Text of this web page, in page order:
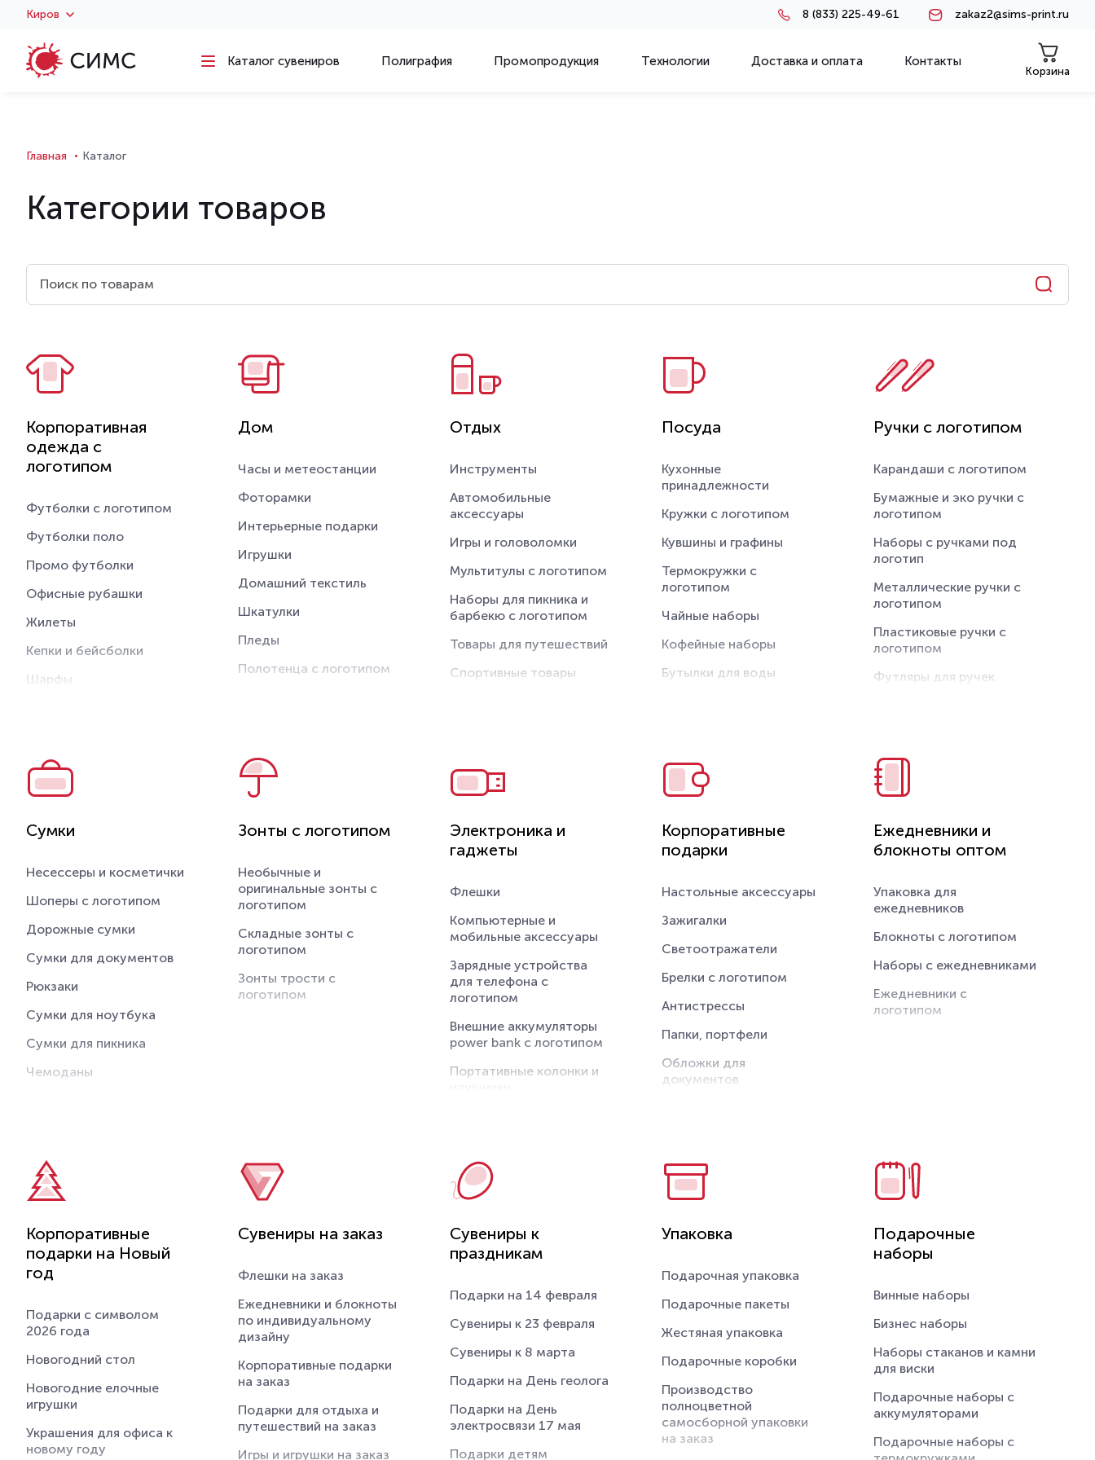
Киров 8 (833) 225-49-61 zakaz2@sims-print.ru
Каталог сувениров Полиграфия Промопродукция Технологии Доставка и оплата Контакты
Корзина
Главная Каталог
Категории товаров
Корпоративная
одежда с
логотипом
Футболки с логотипом
Футболки поло
Промо футболки
Офисные рубашки
Жилеты
Кепки и бейсболки
Шарфы
Куртки
Аксессуары
Детская одежда
Трикотажные шапки
Флисовые куртки и
кофты
Джемперы и кардиганы
Вязаные комплекты
Панамы
Фартуки с логотипом
Футболки с длинным
рукавом
Худи под нанесение
логотипа
Перчатки и варежки с
логотипом
Брюки и шорты с
Дом
Часы и метеостанции
Фоторамки
Интерьерные подарки
Игрушки
Домашний текстиль
Шкатулки
Пледы
Полотенца с логотипом
Статуэтки и скульптуры
Предметы
Прихватки с логотипом
Скатерти с логотипом
Аксессуары и средства
для ухода
Ароматические
диффузоры с логотипом
Отдых
Инструменты
Автомобильные
аксессуары
Игры и головоломки
Мультитулы с логотипом
Наборы для пикника и
барбекю с логотипом
Товары для путешествий
Спортивные товары
Светодиодные фонарики
Подарки для дачи
Банные принадлежности
Оптические приборы
Складные ножи с
логотипом
Посуда
Кухонные
принадлежности
Кружки с логотипом
Кувшины и графины
Термокружки с
логотипом
Чайные наборы
Кофейные наборы
Бутылки для воды
Предметы сервировки
Заварочные чайники
Пивные бокалы с
логотипом
Разделочные доски
Костеры с логотипом
Термосы для еды с
Рюмки с логотипом
Фляжки с логотипом
Ручки с логотипом
Карандаши с логотипом
Бумажные и эко ручки с
логотипом
Наборы с ручками под
логотип
Металлические ручки с
логотипом
Пластиковые ручки с
логотипом
Футляры для ручек
Сумки
Несессеры и косметички
Шоперы с логотипом
Дорожные сумки
Сумки для документов
Рюкзаки
Сумки для ноутбука
Сумки для пикника
Чемоданы
Зонты с логотипом
Необычные и
оригинальные зонты с
логотипом
Складные зонты с
логотипом
Зонты трости с
логотипом
Электроника и
гаджеты
Флешки
Компьютерные и
мобильные аксессуары
Зарядные устройства
для телефона с
логотипом
Внешние аккумуляторы
power bank с логотипом
Портативные колонки и
Бытовая техника
Лампы и светильники
Увлажнители воздуха с
логотипом
дома с логотипом
Корпоративные
подарки
Настольные аксессуары
Зажигалки
Светоотражатели
Брелки с логотипом
Антистрессы
Папки, портфели
Обложки для
документов
Кошельки
Подарочные книги
Средства
принадлежности
Бейджи и аксессуары
Чехлы для пропуска
Награды
Ежедневники и
блокноты оптом
Упаковка для
ежедневников
Блокноты с логотипом
Наборы с ежедневниками
Ежедневники с
логотипом
Корпоративные
подарки на Новый
год
Подарки с символом
2026 года
Новогодний стол
Новогодние елочные
игрушки
Украшения для офиса к
новому году
Сувениры на заказ
Флешки на заказ
Ежедневники и блокноты
по индивидуальному
дизайну
Корпоративные подарки
на заказ
Подарки для отдыха и
путешествий на заказ
Игры и игрушки на заказ
Сувениры к
праздникам
Подарки на 14 февраля
Сувениры к 23 февраля
Сувениры к 8 марта
Подарки на День геолога
Подарки на День
электросвязи 17 мая
Подарки детям
Упаковка
Подарочная упаковка
Подарочные пакеты
Жестяная упаковка
Подарочные коробки
Производство
полноцветной
самосборной упаковки
на заказ
Подарочные
наборы
Винные наборы
Бизнес наборы
Наборы стаканов и камни
для виски
Подарочные наборы с
аккумуляторами
Подарочные наборы с